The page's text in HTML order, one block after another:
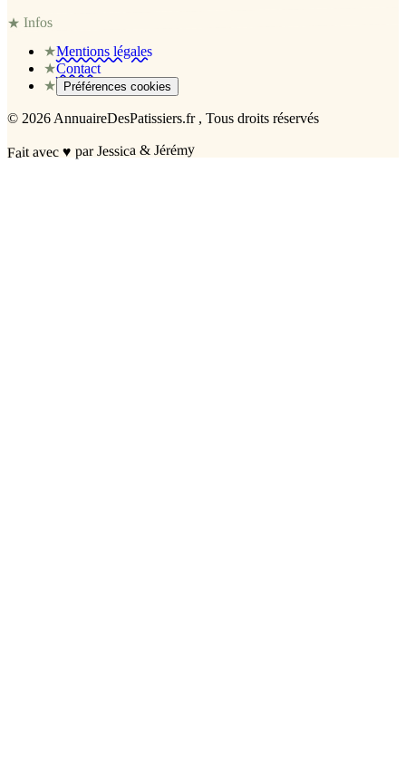
★Infos
★Mentions légales
★Contact
★
Préférences cookies
© 2026 AnnuaireDesPatissiers.fr , Tous droits réservés
Fait avec♥ par Jessica & Jérémy